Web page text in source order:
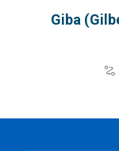
Giba